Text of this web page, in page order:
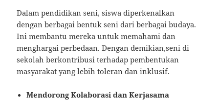
Dalam pendidikan seni, siswa diperkenalkan
dengan berbagai bentuk seni dari berbagai budaya.
Ini membantu mereka untuk memahami dan
menghargai perbedaan. Dengan demikian,seni di
sekolah berkontribusi terhadap pembentukan
masyarakat yang lebih toleran dan inklusif.
Mendorong Kolaborasi dan Kerjasama